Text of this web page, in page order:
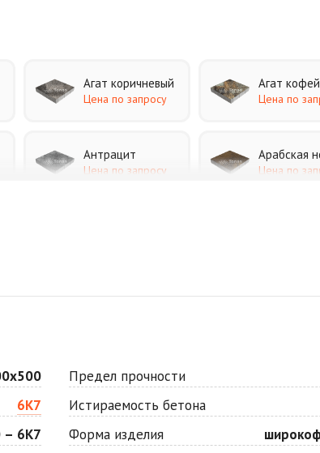
Агат коричневый
Цена по запросу
Агат
Цена по
Антрацит
Цена по запросу
Арабская
Цена по
Коричневая Красная
Цена по запросу Цена по
Серо-белая Сомон
6К7
– 6К7
Предел прочности
Истираемость бетона
Форма изделия